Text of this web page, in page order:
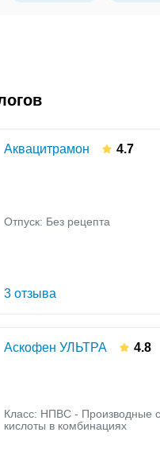
Аквацитрамон 4.7
Отпуск: Без рецепта
3 отзыва
Аскофен УЛЬТРА 4.8
Класс: НПВС - Производные
кислоты в комбинациях